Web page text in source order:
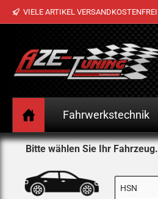
Hauptinhalt springen
Zur Suche springen
Zur Hauptnavigation springen
VIELE ARTIKEL VERSANDKOSTENFREI
Fahrwerkstechnik
Bitte wählen Sie Ihr Fahrzeug.